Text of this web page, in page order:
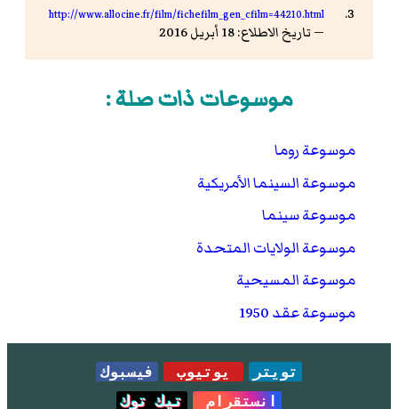
http://www.allocine.fr/film/fichefilm_gen_cfilm=44210.html
— تاريخ الاطلاع: 18 أبريل 2016
موسوعات ذات صلة :
موسوعة روما
موسوعة السينما الأمريكية
موسوعة سينما
موسوعة الولايات المتحدة
موسوعة المسيحية
موسوعة عقد 1950
تويتر يوتيوب
فيسبوك
انستقرام
تيك توك